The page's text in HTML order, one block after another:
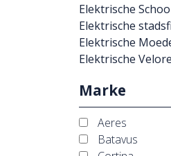
Elektrische
Elektrische
Elektrische
Elektrische
Marke
Aeres
Batavus